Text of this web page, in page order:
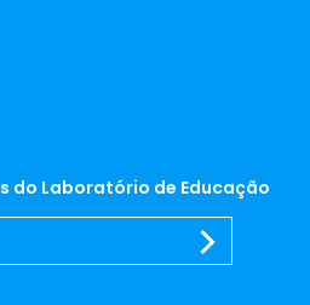
do Laboratório de Educação